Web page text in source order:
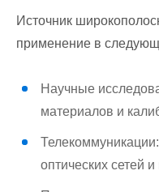
Источник
применение в
Научные
материалов и
оптических сетей